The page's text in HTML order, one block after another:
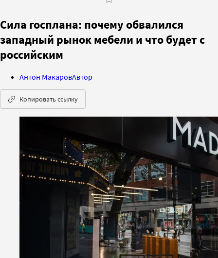
Сила госплана: почему обвалился
западный рынок мебели и что будет с
российским
Антон МакаровАвтор
Копировать ссылку